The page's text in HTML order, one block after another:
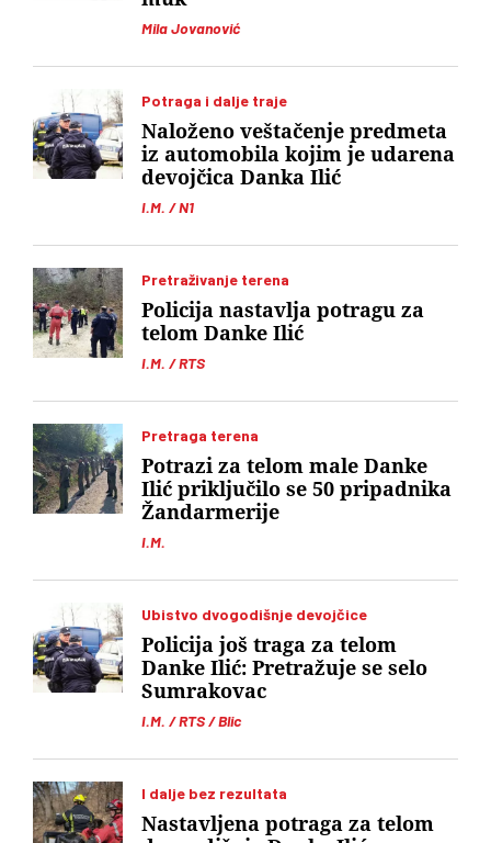
Mila Jovanović
Potraga i dalje traje
I.M. / N1
Naloženo veštačenje predmeta
iz automobila kojim je udarena
devojčica Danka Ilić
Pretraživanje terena
I.M. / RTS
Policija nastavlja potragu za
telom Danke Ilić
Pretraga terena
I.M.
Potrazi za telom male Danke
Ilić priključilo se 50 pripadnika
Žandarmerije
Ubistvo dvogodišnje devojčice
I.M. / RTS / Blic
Policija još traga za telom
Danke Ilić: Pretražuje se selo
Sumrakovac
I dalje bez rezultata
Nastavljena potraga za telom